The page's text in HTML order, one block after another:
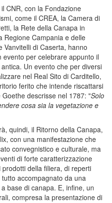
CNR, con la Fondazione
come il CREA, la Camera di
la Rete della Canapa in
Regione Campania e delle
Vanvitelli di Caserta, hanno
per celebrare appunto il
Un evento che per diversi
nel Real Sito di Carditello,
ferito che intende riscattarsi
descrisse nel 1787: "Solo
cosa sia la vegetazione e
quindi, il Ritorno della Canapa,
con una manifestazione che
convegnistico e culturale, ma
di forte caratterizzazione
della filiera, di reperti
accompagnato da una
base di canapa. E, infine, un
compresa la presentazione di